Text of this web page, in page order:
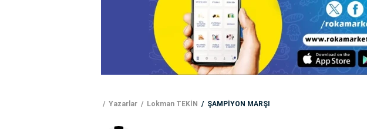
Yazarlar Lokman TEKİN ŞAMPİYON MARŞI